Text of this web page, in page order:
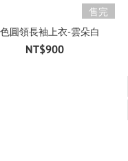
售完
圓領長袖上衣-雲朵白
NT$900